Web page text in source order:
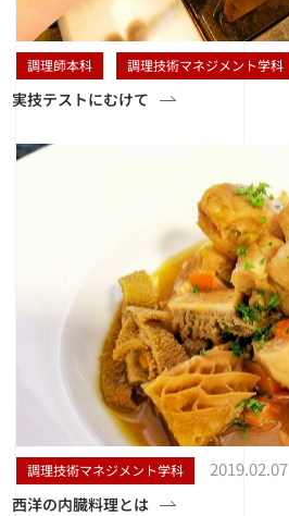
調理師本科 調理技術マネジメント学科
実技テストにむけて
調理技術マネジメント学科 2019.02.07
西洋の内臓料理とは